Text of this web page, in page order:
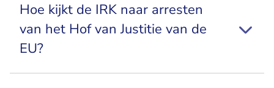
Hoe kijkt de IRK naar arresten
van het Hof van Justitie van de
EU?